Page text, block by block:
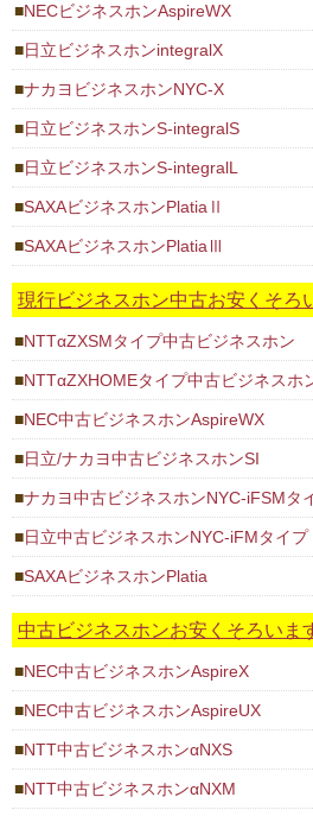
NECビジネスホンAspireWX
日立ビジネスホンintegralX
ナカヨビジネスホンNYC-X
日立ビジネスホンS-integralS
日立ビジネスホンS-integralL
SAXAビジネスホンPlatiaⅡ
SAXAビジネスホンPlatiaⅢ
現行ビジネスホン中古お安くそろ
NTTαZXSMタイプ中古ビジネスホン
NTTαZXHOMEタイプ中古ビジネスホ
NEC中古ビジネスホンAspireWX
日立/ナカヨ中古ビジネスホンSI
ナカヨ中古ビジネスホンNYC-iFSMタ
日立中古ビジネスホンNYC-iFMタイプ
SAXAビジネスホンPlatia
中古ビジネスホンお安くそろいま
NEC中古ビジネスホンAspireX
NEC中古ビジネスホンAspireUX
NTT中古ビジネスホンαNXS
NTT中古ビジネスホンαNXM